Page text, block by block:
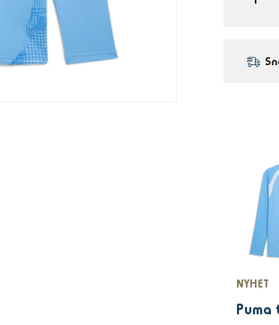
NYHET